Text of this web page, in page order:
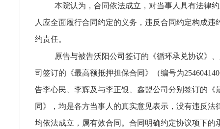
本院认为，合同依法成立，对当事人具有法律
人应全面履行合同约定的义务，违反合同约定构成违
约责任。
原告与被告沃阳公司签订的《循环承兑协议》
司签订的《最高额抵押担保合同》（编号为
告李心民、李辉及与李正银、鑫盟公司分别签订的《
同》，均是各方当事人的真实意见表示，没有违反法
均依法成立，属有效合同。合同明确约定协议项下的